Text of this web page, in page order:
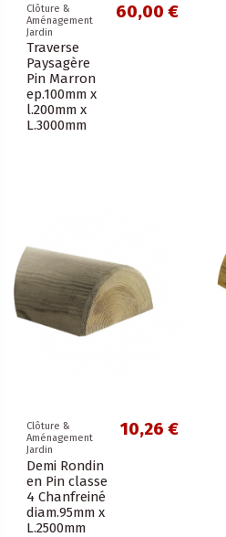
Clôture &
Aménagement
Jardin
Traverse
Paysagère
Pin Marron
ep.100mm x
l.200mm x
L.3000mm
60,00 €
Clôture &
Aménagement
Jardin
Demi Rondin
en Pin classe
4 Chanfreiné
diam.95mm x
L.2500mm
10,26 €